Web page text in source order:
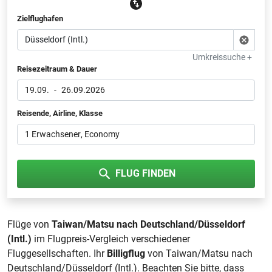
Zielflughafen
Umkreissuche +
Reisezeitraum & Dauer
19.09. - 26.09.2026
Reisende, Airline, Klasse
1 Erwachsener, Economy
FLUG FINDEN
Flüge von Taiwan/Matsu nach Deutschland/Düsseldorf
(Intl.) im Flugpreis-Vergleich verschiedener
Fluggesellschaften. Ihr Billigflug von Taiwan/Matsu nach
Deutschland/Düsseldorf (Intl.). Beachten Sie bitte, dass